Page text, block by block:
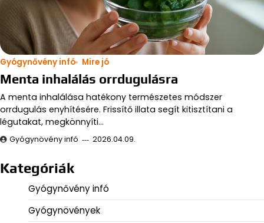
Gyógynővény infó Mire jó
Menta inhalálás orrdugulásra
A menta inhalálása hatékony természetes módszer
orrdugulás enyhítésére. Frissítő illata segít kitisztítani a
légutakat, megkönnyíti…
Gyógynövény infó 2026.04.09.
Kategóriák
Gyógynővény infó
Gyógynövények